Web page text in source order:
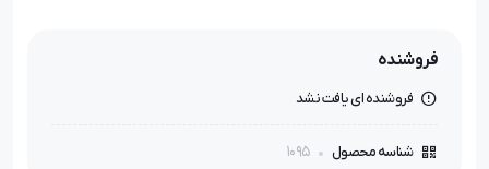
فروشنده
فروشنده ای یافت نشد
شناسه محصول 1095